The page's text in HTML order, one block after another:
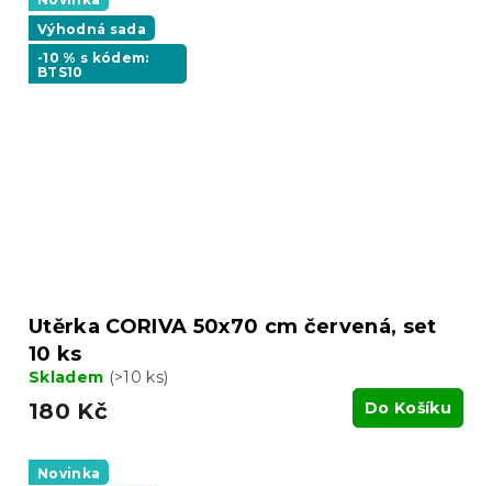
Výhodná sada
-10 % s kódem:
BTS10
Utěrka CORIVA 50x70 cm červená, set
10 ks
Skladem (>10 ks)
180 Kč Do Košíku
Novinka